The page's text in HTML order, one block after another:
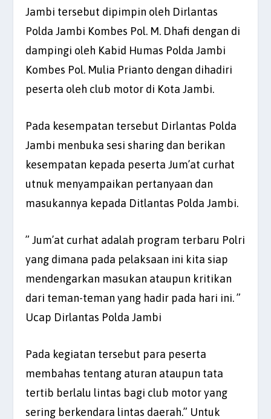
Jambi tersebut dipimpin oleh Dirlantas
Polda Jambi Kombes Pol. M. Dhafi dengan di
dampingi oleh Kabid Humas Polda Jambi
Kombes Pol. Mulia Prianto dengan dihadiri
peserta oleh club motor di Kota Jambi.
Pada kesempatan tersebut Dirlantas Polda
Jambi menbuka sesi sharing dan berikan
kesempatan kepada peserta Jum’at curhat
utnuk menyampaikan pertanyaan dan
masukannya kepada Ditlantas Polda Jambi.
” Jum’at curhat adalah program terbaru Polri
yang dimana pada pelaksaan ini kita siap
mendengarkan masukan ataupun kritikan
dari teman-teman yang hadir pada hari ini. ”
Ucap Dirlantas Polda Jambi
Pada kegiatan tersebut para peserta
membahas tentang aturan ataupun tata
tertib berlalu lintas bagi club motor yang
sering berkendara lintas daerah.” Untuk